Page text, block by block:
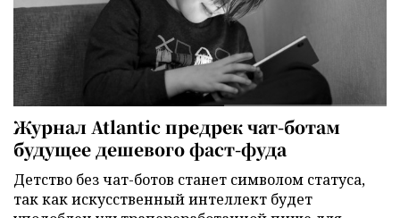
Журнал Atlantic предрек чат-ботам
будущее дешевого фаст-фуда
Детство без чат-ботов станет символом статуса,
так как искусственный интеллект будет